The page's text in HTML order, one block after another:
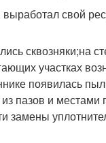
свой
сквозняки;на
участках
появилась
пазов и местами
замены